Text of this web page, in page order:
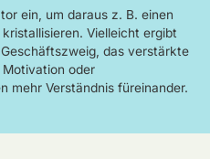
ein, um daraus z. B. einen
Vielleicht ergibt
das verstärkte
oder
mehr Verständnis füreinander.